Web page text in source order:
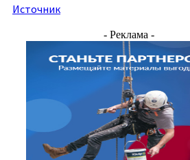
Источник
- Реклама -